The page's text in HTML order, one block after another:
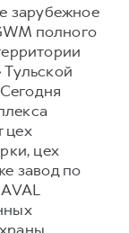
зарубежное
полного
Тульской
цех
цех
завод по